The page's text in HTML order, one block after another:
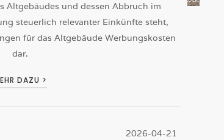
Altgebäudes und dessen Abbruch im
steuerlich relevanter Einkünfte steht,
für das Altgebäude Werbungskosten
dar.
DAZU >
2026-04-21